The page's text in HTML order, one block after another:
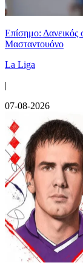
Επίσημο: Δανεικός
Μασταντουόνο
La Liga
|
07-08-2026